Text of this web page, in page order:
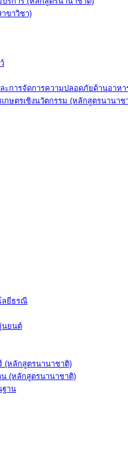
ขาวิชา)
ะการจัดการความปลอดภัยด้านอาห
ษตรเชิงนวัตกรรม (หลักสูตรนานาช
ลยีธรณี
นยนต์
(หลักสูตรนานาชาติ)
น (หลักสูตรนานาชาติ)
ฐาน